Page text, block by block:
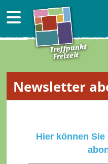
Newsletter
Hier können